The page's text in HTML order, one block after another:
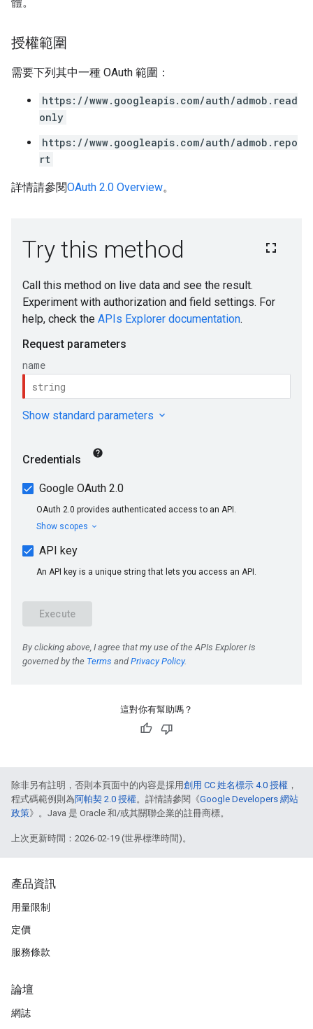
授權範圍
需要下列其中一種 OAuth 範圍：
https://www.googleapis.com/auth/admob.read
only
https://www.googleapis.com/auth/admob.repo
rt
詳情請參閱OAuth 2.0 Overview。
這對你有幫助嗎？
除非另有註明，否則本頁面中的內容是採用創用 CC 姓名標示 4.0 授權 ，
程式碼範例則為阿帕契 2.0 授權。詳情請參閱《Google Developers 網站
政策》。Java 是 Oracle 和/或其關聯企業的註冊商標。
上次更新時間：2026-02-19 (世界標準時間)。
產品資訊
用量限制
定價
服務條款
論壇
網誌